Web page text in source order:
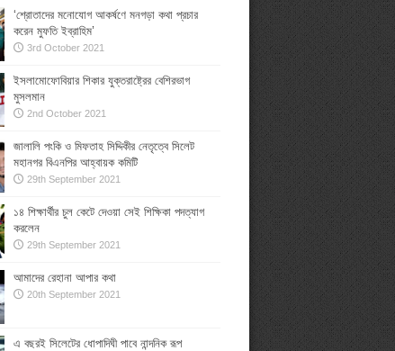
‘শ্রোতাদের মনোযোগ আকর্ষণে মনগড়া কথা প্রচার
করেন মুফতি ইব্রাহিম’
3rd October 2021
ইসলামোফোবিয়ার শিকার যুক্তরাষ্ট্রের বেশিরভাগ
মুসলমান
2nd October 2021
জালালি পংকি ও মিফতাহ সিদ্দিকীর নেতৃত্বে সিলেট
মহানগর বিএনপির আহ্বায়ক কমিটি
29th September 2021
১৪ শিক্ষার্থীর চুল কেটে দেওয়া সেই শিক্ষিকা পদত্যাগ
করলেন
29th September 2021
আমাদের রেহানা আপার কথা
20th September 2021
এ বছরই সিলেটের ধোপাদিঘী পাবে নান্দনিক রূপ